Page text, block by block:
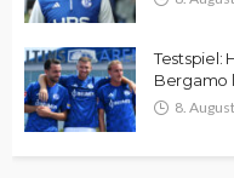
Testspiel:
Bergamo
8.